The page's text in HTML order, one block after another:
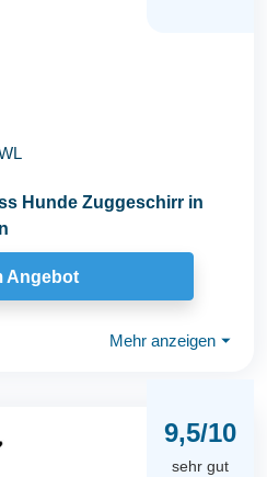
Hunde Zuggeschirr in
Angebot
Mehr anzeigen ⏷
9,5/10
sehr gut